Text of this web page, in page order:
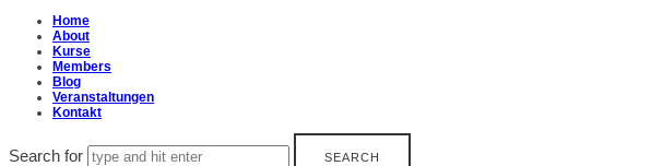
Home
About
Kurse
Members
Blog
Veranstaltungen
Kontakt
Search for